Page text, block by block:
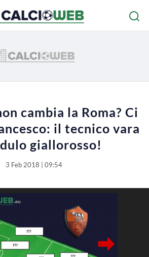
cambia la Roma? Ci
il tecnico vara
giallorosso!
3 Feb 2018 | 09:54